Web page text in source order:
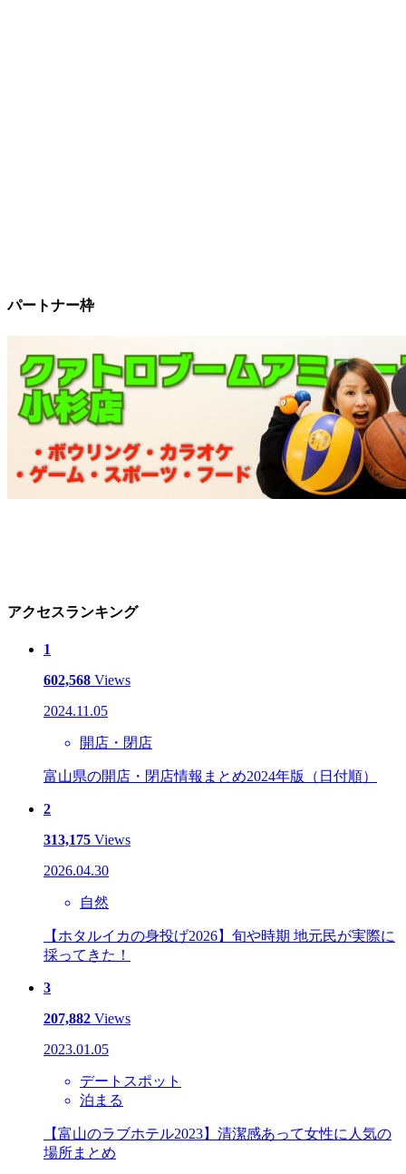
パートナー枠
アクセスランキング
1
602,568 Views
2024.11.05
開店・閉店
富山県の開店・閉店情報まとめ2024年版（日付順）
2
313,175 Views
2026.04.30
自然
【ホタルイカの身投げ2026】旬や時期 地元民が実際に
採ってきた！
3
207,882 Views
2023.01.05
デートスポット
泊まる
【富山のラブホテル2023】清潔感あって女性に人気の
場所まとめ